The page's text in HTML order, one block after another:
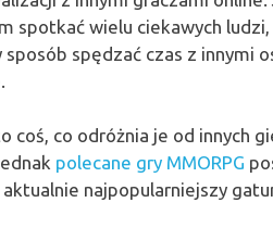
spotkać wielu ciekawych
spędzać czas z innymi
coś, co odróżnia je od innych
polecane gry MMORPG
najpopularniejszy